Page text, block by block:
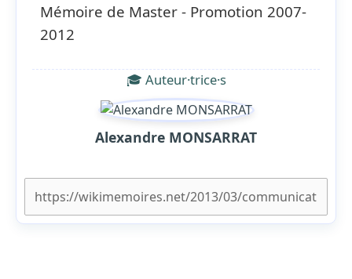
Mémoire de Master - Promotion 2007-
2012
🎓 Auteur·trice·s
Alexandre MONSARRAT